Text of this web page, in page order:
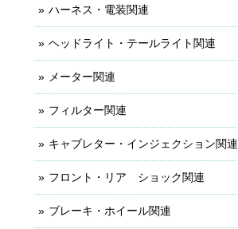
ハーネス・電装関連
ヘッドライト・テールライト関連
メーター関連
フィルター関連
キャブレター・インジェクション関連
フロント・リア ショック関連
ブレーキ・ホイール関連